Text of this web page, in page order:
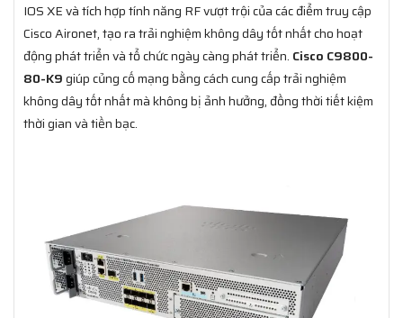
IOS XE và tích hợp tính năng RF vượt trội của các điểm truy cập
Cisco Aironet, tạo ra trải nghiệm không dây tốt nhất cho hoạt
động phát triển và tổ chức ngày càng phát triển. Cisco C9800-
80-K9giúp củng cố mạng bằng cách cung cấp trải nghiệm
không dây tốt nhất mà không bị ảnh hưởng, đồng thời tiết kiệm
thời gian và tiền bạc.